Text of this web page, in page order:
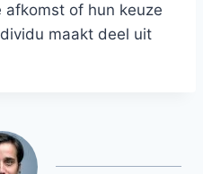
afkomst of hun keuze
maakt deel uit